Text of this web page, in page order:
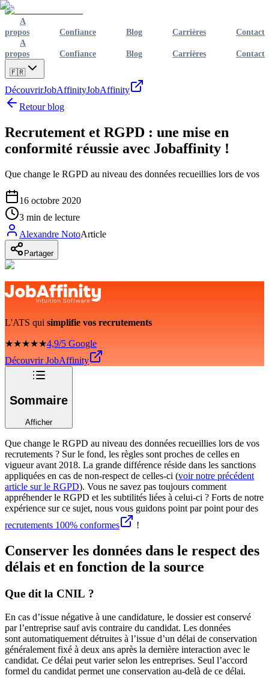
A
propos
Confiance Blog Carrières
Contact
A
propos
Confiance Blog Carrières Contact
🇫🇷
DécouvrirJobAffinityJobAffinity
Retour blog
Recrutement et RGPD : une mise en
conformité réussie avec Jobaffinity !
Que change le RGPD au niveau des données recueillies lors de vos
16 octobre 2020
3 min de lecture
Alexandre NotoArticle
Partager
L'ATS qui simplifie vos recrutements
★★★★★4,9/5 Google
Découvrir JobAffinity
Sommaire
Afficher
Que change le RGPD au niveau des données recueillies lors de vos
recrutements ? Sur le fond, les règles sont proches de celles en
vigueur avant 2018. La grande différence réside dans les sanctions
appliquées en cas de non-respect de celles-ci (voir notre précédent
article sur le RGPD). Vous ne savez pas toujours comment
appréhender le RGPD et les subtilités liées à celui-ci ? Forts de notre
expérience sur ce sujet, nous vous guidons point par point pour des
recrutements 100% conformes
!
Conserver les données dans le respect des
délais et en fonction de la source
Que dit la CNIL ?
En cas d’issue négative à une candidature, le dossier est conservé
par l’entreprise sauf avis contraire du candidat. Les données
sont automatiquement détruites à l’issue d’un délai de conservation
généralement fixé à deux ans après la dernière interaction avec le
candidat. Ce délai peut varier selon les entreprises. Seul l’accord
formel du candidat permet une conservation au-delà de ce délai.